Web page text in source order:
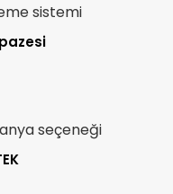
sistemi
seçeneği